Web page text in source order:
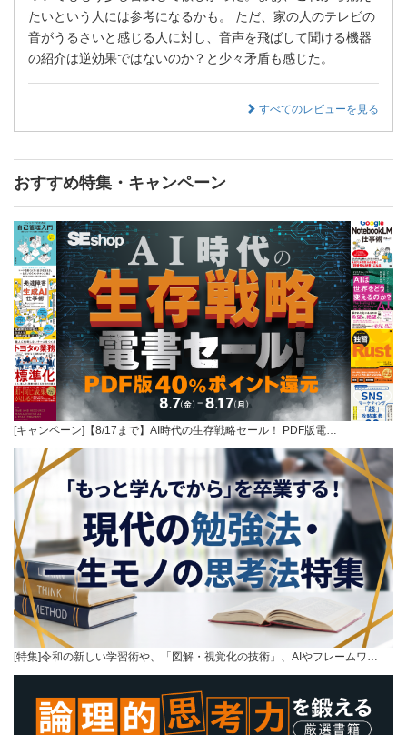
たいという人には参考になるかも。 ただ、家の人のテレビの
音がうるさいと感じる人に対し、音声を飛ばして聞ける機器
の紹介は逆効果ではないのか？と少々矛盾も感じた。
すべてのレビューを見る
おすすめ特集・キャンペーン
[キャンペーン]【8/17まで】AI時代の生存戦略セール！ PDF版電…
[特集]令和の新しい学習術や、「図解・視覚化の技術」、AIやフレームワ…